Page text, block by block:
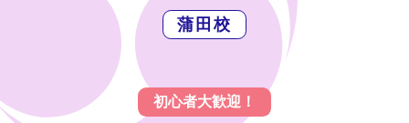
蒲田校
初心者大歓迎！